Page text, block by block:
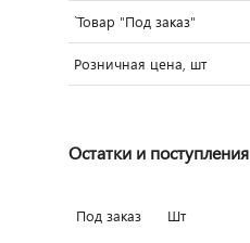
`Товар "Под заказ"
Розничная цена, шт
Остатки и поступления
Под заказ Шт